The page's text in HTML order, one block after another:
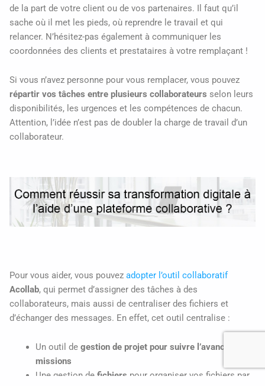
de la part de votre client ou de vos partenaires. Il faut qu’il
sache où il met les pieds, où reprendre le travail et qui
relancer. N’hésitez-pas également à communiquer les
coordonnées des clients et prestataires à votre remplaçant !
Si vous n’avez personne pour vous remplacer, vous pouvez
répartir vos tâches entre plusieurs collaborateurs selon leurs
disponibilités, les urgences et les compétences de chacun.
Attention, l’idée n’est pas de doubler la charge de travail d’un
collaborateur.
Pour vous aider, vous pouvez adopter l’outil collaboratif
Acollab, qui permet d’assigner des tâches à des
collaborateurs, mais aussi de centraliser des fichiers et
d’échanger des messages. En effet, cet outil centralise :
Un outil de gestion de projet pour suivre l’avancée des
missions
Une gestion de fichiers pour organiser vos fichiers par